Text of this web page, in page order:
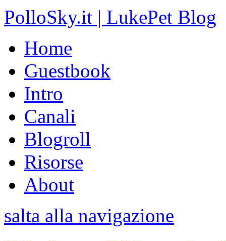
PolloSky.it | LukePet Blog
Home
Guestbook
Intro
Canali
Blogroll
Risorse
About
salta alla navigazione